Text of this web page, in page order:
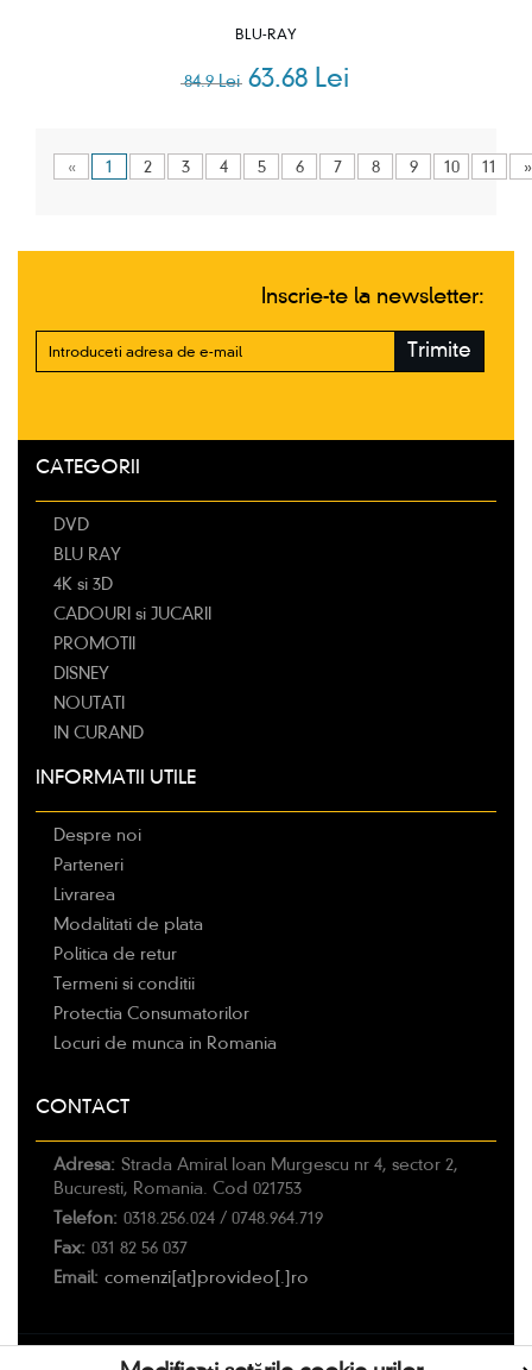
BLU-RAY
84.9 Lei 63.68 Lei
« 1 2 3 4 5 6 7 8 9 10 11 »
Inscrie-te la newsletter:
Trimite
CATEGORII
DVD
BLU RAY
4K si 3D
CADOURI si JUCARII
PROMOTII
DISNEY
NOUTATI
IN CURAND
INFORMATII UTILE
Despre noi
Parteneri
Livrarea
Modalitati de plata
Politica de retur
Termeni si conditii
Protectia Consumatorilor
Locuri de munca in Romania
CONTACT
Adresa: Strada Amiral Ioan Murgescu nr 4, sector 2,
Bucuresti, Romania. Cod 021753
Telefon: 0318.256.024 / 0748.964.719
Fax: 031 82 56 037
Email: comenzi[at]provideo[.]ro
2016 PRO VIDEO Home Entertainment. Toate drepturile